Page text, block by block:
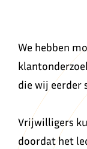
We hebben
die wij eerder
Vrijwilligers
doordat het